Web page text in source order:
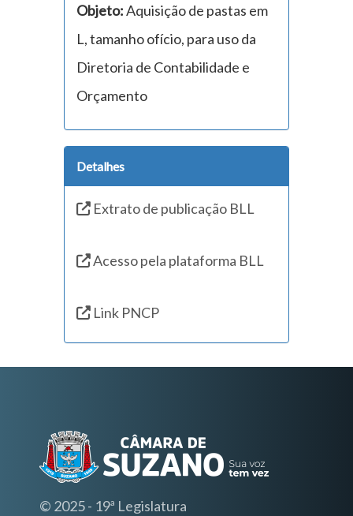
Objeto:Aquisição de pastas em
L, tamanho ofício, para uso da
Diretoria de Contabilidade e
Orçamento
Detalhes
Extrato de publicação BLL
Acesso pela plataforma BLL
Link PNCP
© 2025 - 19ª Legislatura